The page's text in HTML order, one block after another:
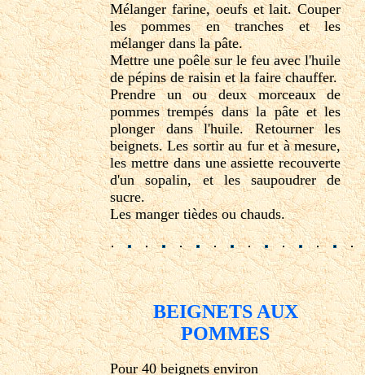
Mélanger farine, oeufs et lait. Couper
les pommes en tranches et les
mélanger dans la pâte.
Mettre une poêle sur le feu avec l'huile
de pépins de raisin et la faire chauffer.
Prendre un ou deux morceaux de
pommes trempés dans la pâte et les
plonger dans l'huile. Retourner les
beignets. Les sortir au fur et à mesure,
les mettre dans une assiette recouverte
d'un sopalin, et les saupoudrer de
sucre.
Les manger tièdes ou chauds.
BEIGNETS AUX
POMMES
Pour 40 beignets environ